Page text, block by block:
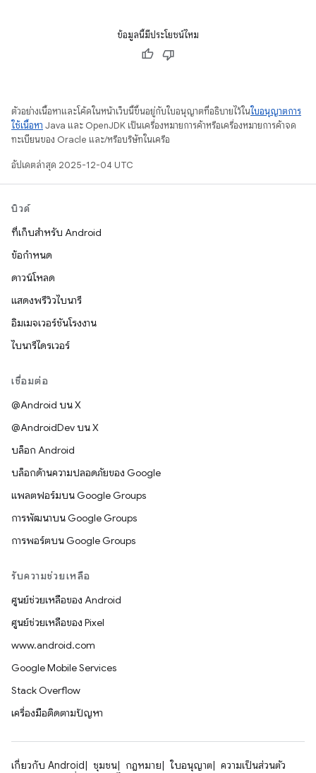
ข้อมูลนี้มีประโยชน์ไหม
ตัวอย่างเนื้อหาและโค้ดในหน้าเว็บนี้ขึ้นอยู่กับใบอนุญาตที่อธิบายไว้ในใบอนุญาตการ
ใช้เนื้อหา Java และ OpenJDK เป็นเครื่องหมายการค้าหรือเครื่องหมายการค้าจด
ทะเบียนของ Oracle และ/หรือบริษัทในเครือ
อัปเดตล่าสุด 2025-12-04 UTC
บิวด์
ที่เก็บสำหรับ Android
ข้อกำหนด
ดาวน์โหลด
แสดงพรีวิวไบนารี
อิมเมจเวอร์ชันโรงงาน
ไบนารีไดรเวอร์
เชื่อมต่อ
@Android บน X
@AndroidDev บน X
บล็อก Android
บล็อกด้านความปลอดภัยของ Google
แพลตฟอร์มบน Google Groups
การพัฒนาบน Google Groups
การพอร์ตบน Google Groups
รับความช่วยเหลือ
ศูนย์ช่วยเหลือของ Android
ศูนย์ช่วยเหลือของ Pixel
www.android.com
Google Mobile Services
Stack Overflow
เครื่องมือติดตามปัญหา
เกี่ยวกับ Android ชุมชน กฎหมาย ใบอนุญาต
ความเป็นส่วนตัว